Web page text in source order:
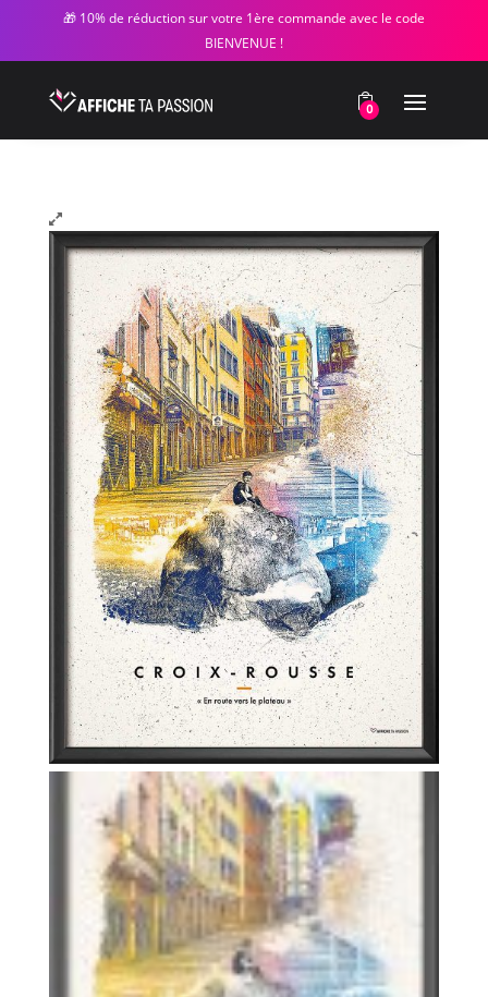
🎁 10% de réduction sur votre 1ère commande avec le code
BIENVENUE !
0